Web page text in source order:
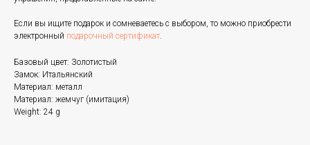
Если вы ищите подарок и сомневаетесь с выбором, то можно приобрести
электронный подарочный сертификат.
Базовый цвет: Золотистый
Замок: Итальянский
Материал: металл
Материал: жемчуг (имитация)
Weight: 24 g